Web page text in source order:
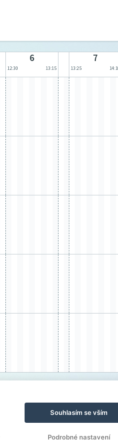
6
12:30 13:15
7
13:25
Souhlasím se vším
Podrobné nastavení